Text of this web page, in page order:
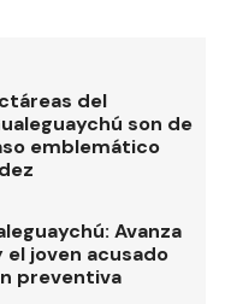
del
son de
emblemático
Avanza
joven acusado
preventiva